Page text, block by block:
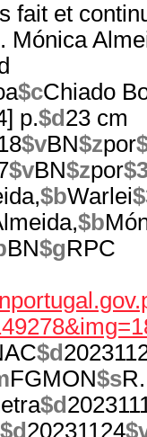
fait et
Mónica
$cChiado
p.$d 23 cm
$vBN$zpor
$vBN$zpor
$bWarlei
$b
BN$gRPC
$d
FGMON$s
$d
$d 20231124